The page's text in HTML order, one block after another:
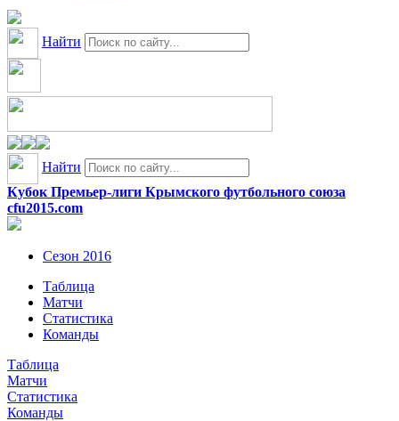
Найти
Найти
Кубок Премьер-лиги Крымского футбольного союза
cfu2015.com
Сезон 2016
Таблица
Матчи
Статистика
Команды
Таблица
Матчи
Статистика
Команды